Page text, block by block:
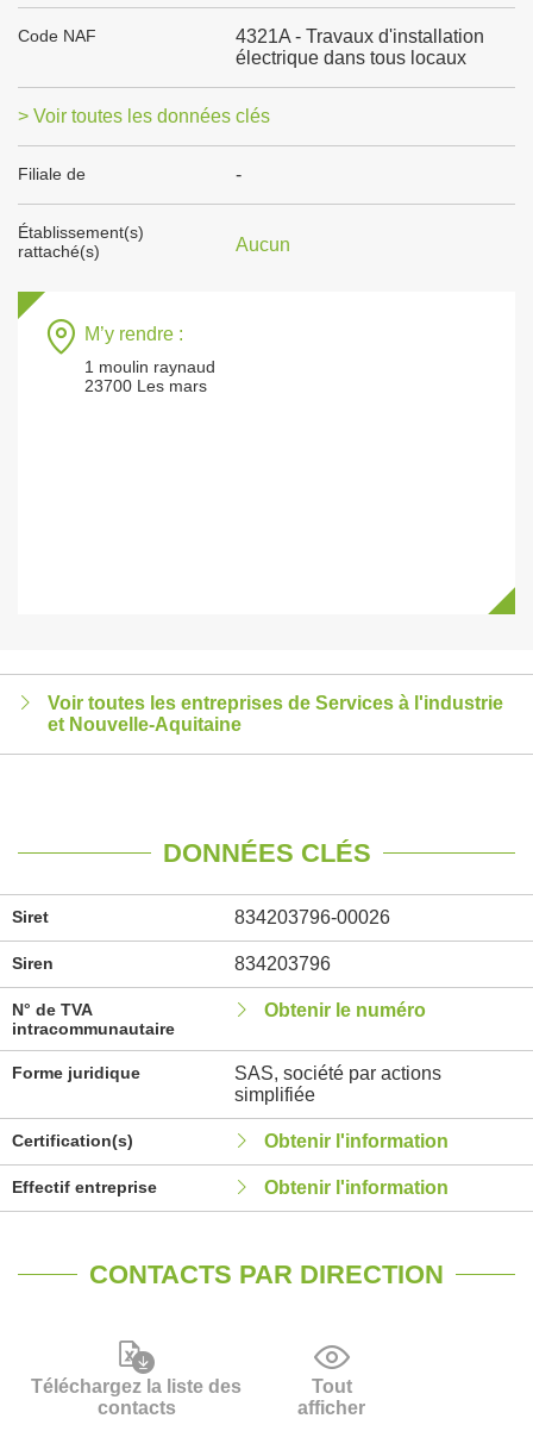
Code NAF
4321A - Travaux d'installation
électrique dans tous locaux
> Voir toutes les données clés
Filiale de -
Établissement(s)
rattaché(s)
Aucun
M’y rendre :
1 moulin raynaud
23700 Les mars
Voir toutes les entreprises de Services à l'industrie
et Nouvelle-Aquitaine
DONNÉES CLÉS
Siret 834203796-00026
Siren 834203796
N° de TVA
intracommunautaire
Obtenir le numéro
Forme juridique
SAS, société par actions
simplifiée
Certification(s) Obtenir l'information
Effectif entreprise Obtenir l'information
CONTACTS PAR DIRECTION
Téléchargez la liste des
contacts
Tout
afficher